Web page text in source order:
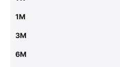
1M
3M
6M